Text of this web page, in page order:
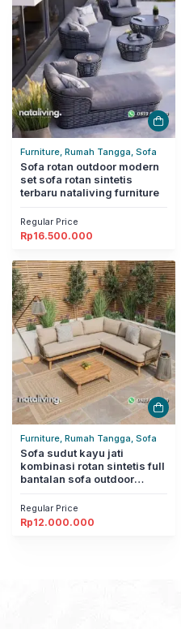
Furniture, Rumah Tangga, Sofa
Sofa rotan outdoor modern
set sofa rotan sintetis
terbaru nataliving furniture
Regular Price
Rp16.500.000
Furniture, Rumah Tangga, Sofa
Sofa sudut kayu jati
kombinasi rotan sintetis full
bantalan sofa outdoor
Regular Price
Rp12.000.000